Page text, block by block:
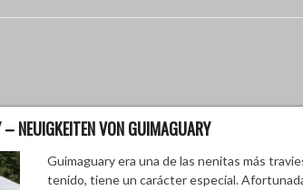
NEUIGKEITEN VON GUIMAGUARY
Guimaguary era una de las nenitas más
tenido, tiene un carácter especial.